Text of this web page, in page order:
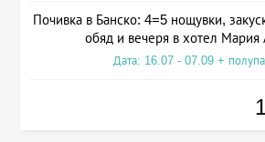
Почивка в Банско: 4=5 нощувки,
обяд и вечеря в хотел Мария
Дата: 16.07 - 07.09 +